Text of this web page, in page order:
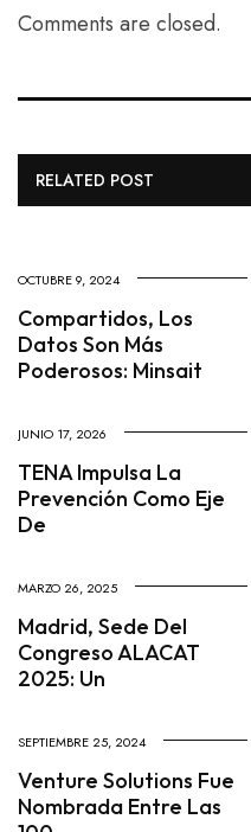
Comments are closed.
RELATED POST
OCTUBRE 9, 2024
Compartidos, Los
Datos Son Más
Poderosos: Minsait
JUNIO 17, 2026
TENA Impulsa La
Prevención Como Eje
De
MARZO 26, 2025
Madrid, Sede Del
Congreso ALACAT
2025: Un
SEPTIEMBRE 25, 2024
Venture Solutions Fue
Nombrada Entre Las